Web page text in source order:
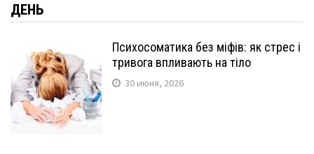
ДЕНЬ
Психосоматика без міфів: як стрес і
тривога впливають на тіло
30 июня, 2026